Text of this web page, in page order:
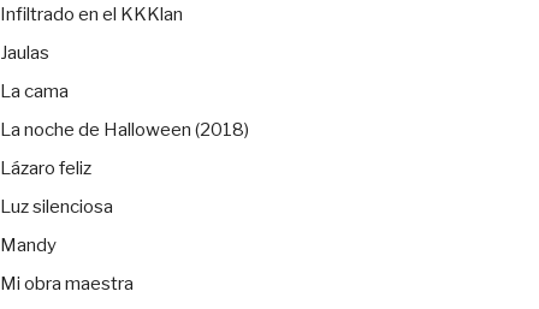
Infiltrado en el KKKlan
Jaulas
La cama
La noche de Halloween (2018)
Lázaro feliz
Luz silenciosa
Mandy
Mi obra maestra